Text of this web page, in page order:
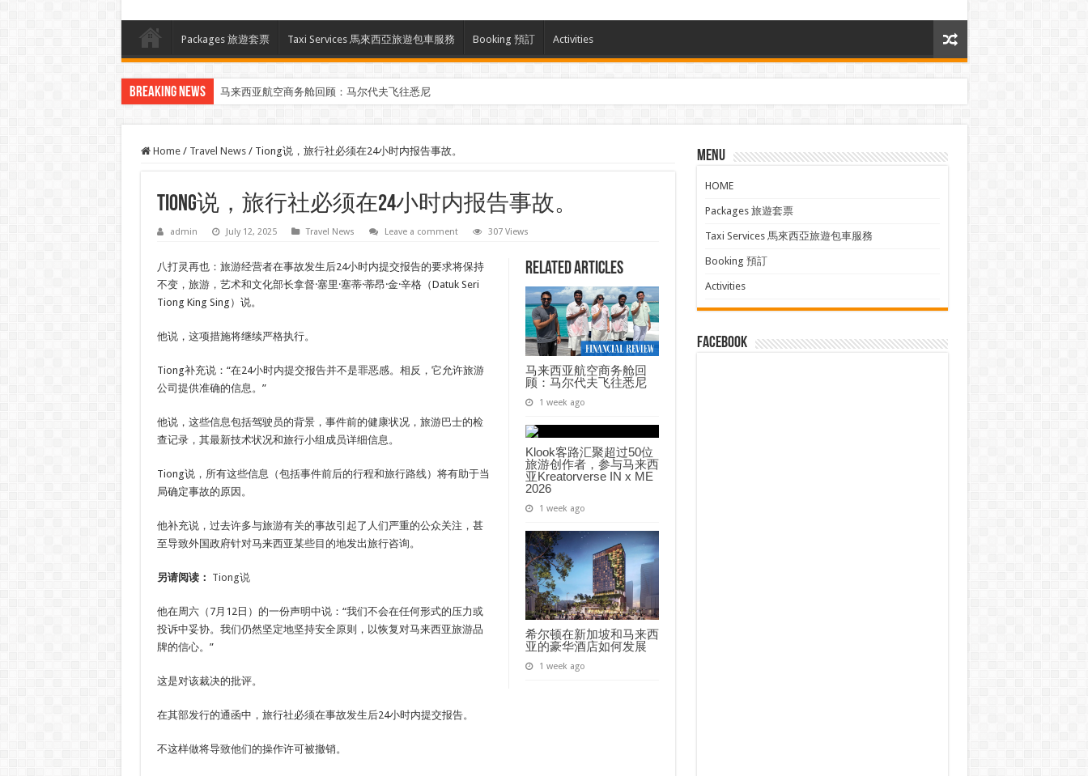
Packages 旅遊套票 Taxi Services 馬來西亞旅遊包車服務 Booking 預訂 Activities
Breaking News 马来西亚航空商务舱回顾：马尔代夫飞往悉尼
Home / Travel News / Tiong说，旅行社必须在24小时内报告事故。
Tiong说，旅行社必须在24小时内报告事故。
admin July 12, 2025 Travel News Leave a comment 307 Views
Related Articles
马来西亚航空商务舱回
顾：马尔代夫飞往悉尼
1 week ago
Klook客路汇聚超过50位
旅游创作者，参与马来西
亚Kreatorverse IN x ME
2026
1 week ago
希尔顿在新加坡和马来西
亚的豪华酒店如何发展
1 week ago
八打灵再也：旅游经营者在事故发生后24小时内提交报告的要求将保持
不变，旅游，艺术和文化部长拿督·塞里·塞蒂·蒂昂·金·辛格（Datuk Seri
Tiong King Sing）说。
他说，这项措施将继续严格执行。
Tiong补充说：“在24小时内提交报告并不是罪恶感。相反，它允许旅游
公司提供准确的信息。”
他说，这些信息包括驾驶员的背景，事件前的健康状况，旅游巴士的检
查记录，其最新技术状况和旅行小组成员详细信息。
Tiong说，所有这些信息（包括事件前后的行程和旅行路线）将有助于当
局确定事故的原因。
他补充说，过去许多与旅游有关的事故引起了人们严重的公众关注，甚
至导致外国政府针对马来西亚某些目的地发出旅行咨询。
另请阅读： Tiong说
他在周六（7月12日）的一份声明中说：“我们不会在任何形式的压力或
投诉中妥协。我们仍然坚定地坚持安全原则，以恢复对马来西亚旅游品
牌的信心。”
这是对该裁决的批评。
在其部发行的通函中，旅行社必须在事故发生后24小时内提交报告。
不这样做将导致他们的操作许可被撤销。
Menu
HOME
Packages 旅遊套票
Taxi Services 馬來西亞旅遊包車服務
Booking 預訂
Activities
facebook